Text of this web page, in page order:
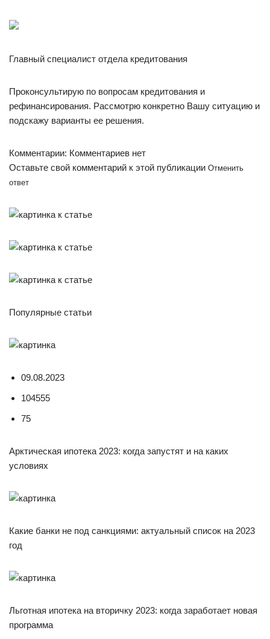
Главный специалист отдела кредитования
Проконсультирую по вопросам кредитования и
рефинансирования. Рассмотрю конкретно Вашу ситуацию и
подскажу варианты ее решения.
Комментарии: Комментариев нет
Оставьте свой комментарий к этой публикации Отменить
ответ
Популярные статьи
09.08.2023
104555
75
Арктическая ипотека 2023: когда запустят и на каких
условиях
Какие банки не под санкциями: актуальный список на 2023
год
Льготная ипотека на вторичку 2023: когда заработает новая
программа